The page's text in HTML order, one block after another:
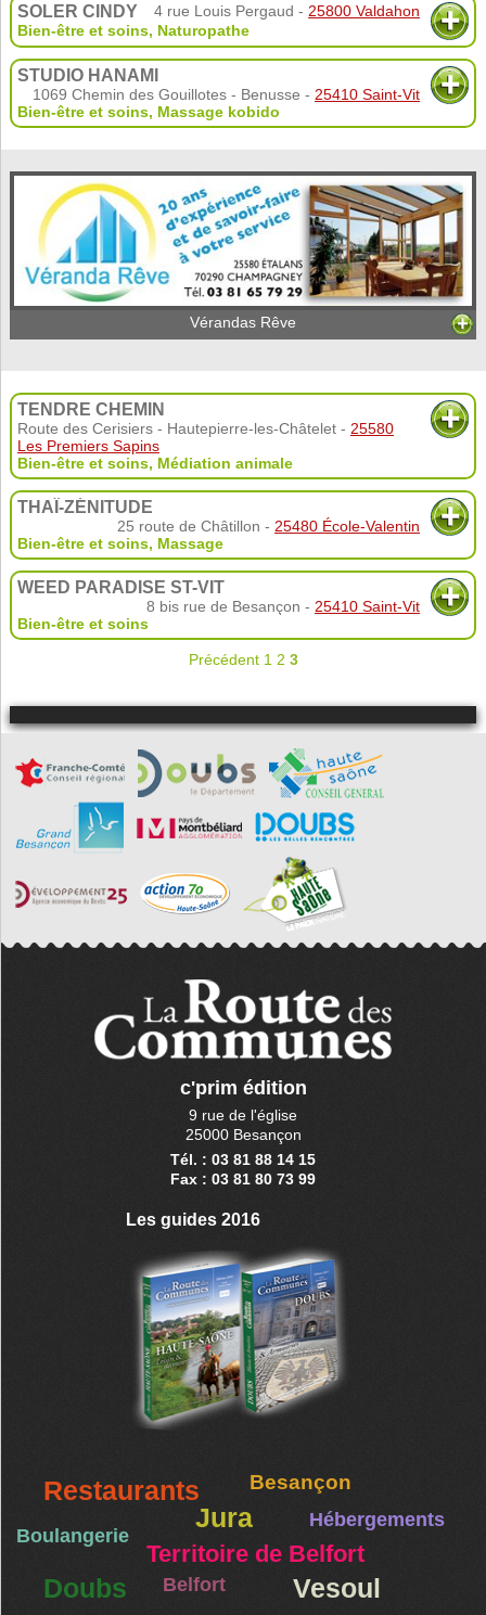
SOLER CINDY 4 rue Louis Pergaud - 25800 Valdahon
Bien-être et soins, Naturopathe
STUDIO HANAMI
1069 Chemin des Gouillotes - Benusse - 25410 Saint-Vit
Bien-être et soins, Massage kobido
Vérandas Rêve
TENDRE CHEMIN
Route des Cerisiers - Hautepierre-les-Châtelet - 25580
Les Premiers Sapins
Bien-être et soins, Médiation animale
THAÏ-ZÉNITUDE
25 route de Châtillon - 25480 École-Valentin
Bien-être et soins, Massage
WEED PARADISE ST-VIT
8 bis rue de Besançon - 25410 Saint-Vit
Bien-être et soins
Précédent 1 2 3
c'prim édition
9 rue de l'église
25000 Besançon
Tél. : 03 81 88 14 15
Fax : 03 81 80 73 99
Les guides 2016
Restaurants Besançon
Jura Hébergements
Boulangerie
Territoire de Belfort
Doubs Belfort
Vesoul